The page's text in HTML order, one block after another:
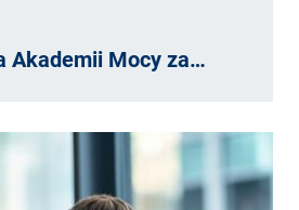
Akademii Mocy za…